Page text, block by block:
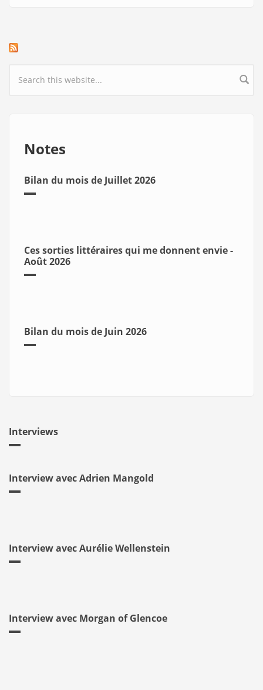
Search form
Notes
Bilan du mois de Juillet 2026
Ces sorties littéraires qui me donnent envie -
Août 2026
Bilan du mois de Juin 2026
Interviews
Interview avec Adrien Mangold
Interview avec Aurélie Wellenstein
Interview avec Morgan of Glencoe